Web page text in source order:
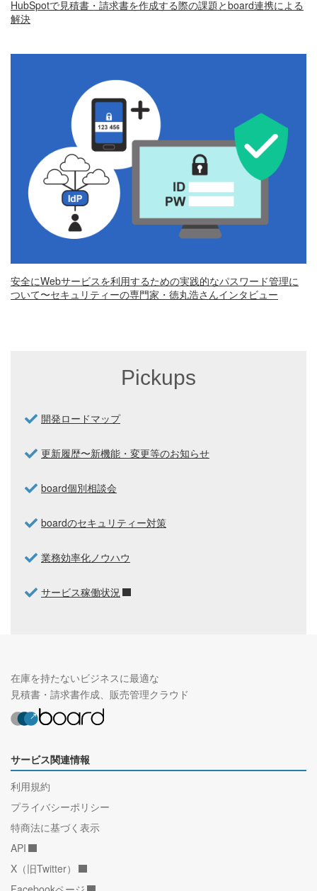
HubSpotで見積書・請求書を作成する際の課題とboard連携による
解決
安全にWebサービスを利用するための実践的なパスワード管理に
ついて〜セキュリティーの専門家・徳丸浩さんインタビュー
Pickups
開発ロードマップ
更新履歴〜新機能・変更等のお知らせ
board個別相談会
boardのセキュリティー対策
業務効率化ノウハウ
サービス稼働状況
在庫を持たないビジネスに最適な
見積書・請求書作成、販売管理クラウド
サービス関連情報
利用規約
プライバシーポリシー
特商法に基づく表示
API
X（旧Twitter）